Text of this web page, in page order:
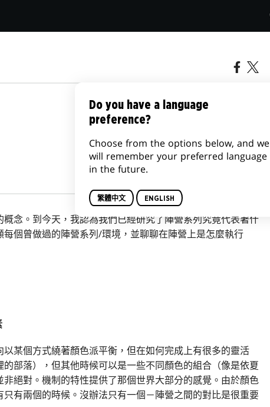
概念。到今天，我認為我們已經研究了陣營系列究竟代表著什
個曾做過的陣營系列/環境，並聊聊在陣營上是怎麼執行
某個方式繞著顏色派平衡，但在如何完成上有很多的靈活
部落），但其他時候可以是一些不同顏色的組合（像是依夏
絕對。機制的特性提供了那個世界大部分的感覺。由於顏色
有兩個的時候。沒辦法只有一個－陣營之間的對比是很重要
Do you have a language
preference?
Choose from the options below, and we
will remember your preferred language
in the future.
繁體中文 ENGLISH